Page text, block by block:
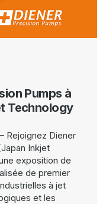
Pumps à
Technology
Rejoignez Diener
Inkjet
exposition de
de premier
à jet
et les